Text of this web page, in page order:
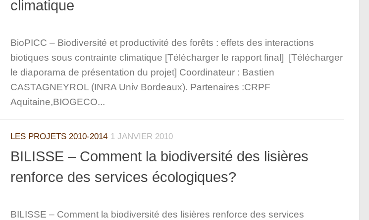
climatique
BioPICC – Biodiversité et productivité des forêts : effets des interactions
biotiques sous contrainte climatique [Télécharger le rapport final] [Télécharger
le diaporama de présentation du projet] Coordinateur : Bastien
CASTAGNEYROL (INRA Univ Bordeaux). Partenaires :CRPF
Aquitaine,BIOGECO...
LES PROJETS 2010-2014 1 JANVIER 2010
BILISSE – Comment la biodiversité des lisières
renforce des services écologiques?
BILISSE – Comment la biodiversité des lisières renforce des services